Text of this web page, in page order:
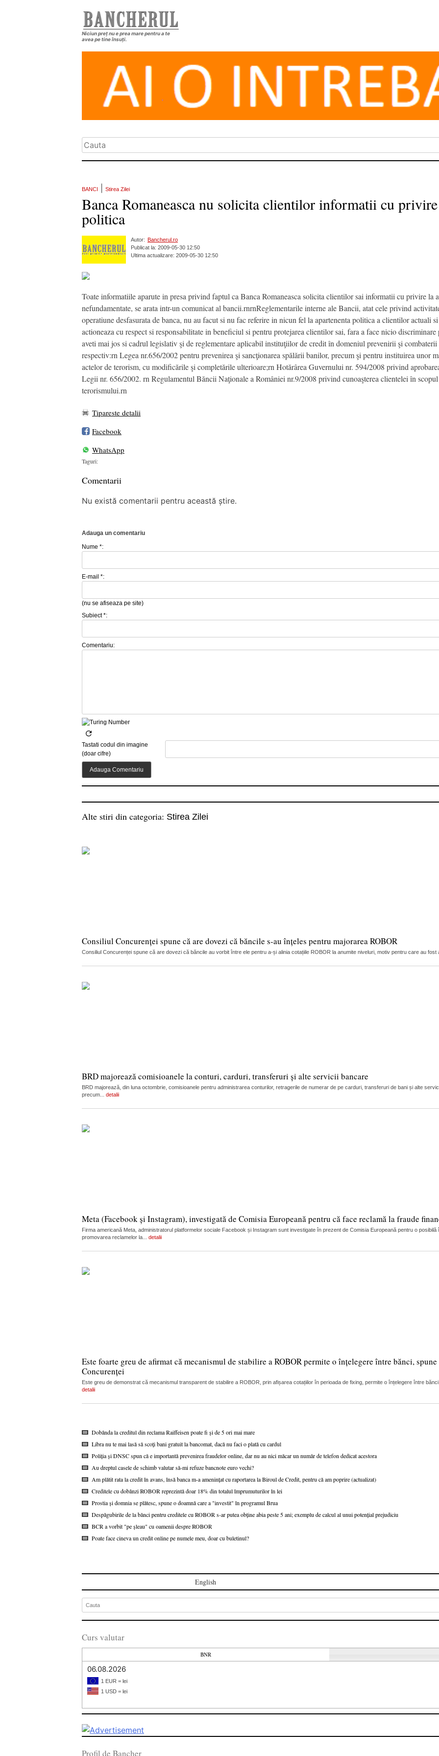
Niciun preț nu e prea mare pentru a te
avea pe tine însuți.
BANCI Stirea Zilei
Banca Romaneasca nu solicita clientilor informatii cu
politica
Autor:
Bancherul.ro
Publicat la: 2009-05-30 12:50
Ultima actualizare: 2009-05-30 12:50
Toate informatiile aparute in presa privind faptul ca Banca Romaneasca solicita clientilor sai informatii cu privire la
nefundamentate, se arata intr-un comunicat al bancii.rnrnReglementarile interne ale Bancii, atat cele privind
operatiune desfasurata de banca, nu au facut si nu fac referire in nicun fel la apartenenta politica a clientilor actuali
actioneaza cu respect si responsabilitate in beneficiul si pentru protejarea clientilor sai, fara a face nicio
aveti mai jos si cadrul legislativ şi de reglementare aplicabil instituţiilor de credit în domeniul prevenirii şi
respectiv:rn Legea nr.656/2002 pentru prevenirea şi sancţionarea spălării banilor, precum şi pentru instituirea unor
actelor de terorism, cu modificările şi completările ulterioare;rn Hotărârea Guvernului nr. 594/2008 privind
Legii nr. 656/2002. rn Regulamentul Băncii Naţionale a României nr.9/2008 privind cunoaşterea clientelei în
terorismului.rn
Tipareste detalii
Facebook
WhatsApp
Taguri:
Comentarii
Nu există comentarii pentru această știre.
Adauga un comentariu
Nume *:
E-mail *:
(nu se afiseaza pe site)
Subiect *:
Comentariu:
Tastati codul din imagine
(doar cifre)
Alte stiri din categoria: Stirea Zilei
Consiliul Concurenței spune că are dovezi că băncile s-au înțeles pentru majorarea ROBOR
Consiliul Concurenței spune că are dovezi că băncile au vorbit între ele pentru a-și alinia cotațiile ROBOR la anumite niveluri, motiv pentru care au fost
BRD majorează comisioanele la conturi, carduri, transferuri și alte servicii bancare
BRD majorează, din luna octombrie, comisioanele pentru administrarea conturilor, retragerile de numerar de pe carduri, transferuri de bani și alte
precum... detalii
Meta (Facebook și Instagram), investigată de Comisia Europeană pentru că face reclamă la fraude
Firma americană Meta, administratorul platformelor sociale Facebook și Instagram sunt investigate în prezent de Comisia Europeană pentru o
promovarea reclamelor la... detalii
Este foarte greu de afirmat că mecanismul de stabilire a ROBOR permite o înțelegere între bănci,
Concurenței
Este greu de demonstrat că mecanismul transparent de stabilire a ROBOR, prin afișarea cotațiilor în perioada de fixing, permite o înțelegere între
detalii
Dobânda la creditul din reclama Raiffeisen poate fi și de 5 ori mai mare
Libra nu te mai lasă să scoți bani gratuit la bancomat, dacă nu faci o plată cu cardul
Poliția și DNSC spun că e importantă prevenirea fraudelor online, dar nu au nici măcar un număr de telefon dedicat acestora
Au dreptul casele de schimb valutar să-mi refuze bancnote euro vechi?
Am plătit rata la credit în avans, însă banca m-a amenințat cu raportarea la Biroul de Credit, pentru că am poprire (actualizat)
Creditele cu dobânzi ROBOR reprezintă doar 18% din totalul împrumuturilor în lei
Prostia și domnia se plătesc, spune o doamnă care a "investit" în programul Brua
Despăgubirile de la bănci pentru creditele cu ROBOR s-ar putea obține abia peste 5 ani; exemplu de calcul al unui potențial prejudiciu
BCR a vorbit "pe șleau" cu oamenii despre ROBOR
Poate face cineva un credit online pe numele meu, doar cu buletinul?
English
Curs valutar
BNR
06.08.2026
1 EUR = lei
1 USD = lei
Profil de Bancher